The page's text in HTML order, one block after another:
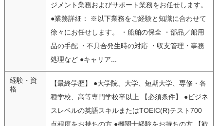
ジメント業務およびサポート業務をお任せします。
●業務詳細： ※以下業務をご経験と知識に合わせて
徐々にお任せします。 ・船舶の保全 ・部品／船用
品の手配 ・不具合発生時の対応 ・収支管理・事務
処理など ●キャリア...
経験・資
格
【最終学歴】 ●大学院、大学、短期大学、専修・各
種学校、高等専門学校卒以上 【必須条件】 ●ビジネ
スレベルの英語スキルまたはTOEIC(R)テスト700
点程度をお持ちの方 ●機関士経験をお持ちの方 【歓